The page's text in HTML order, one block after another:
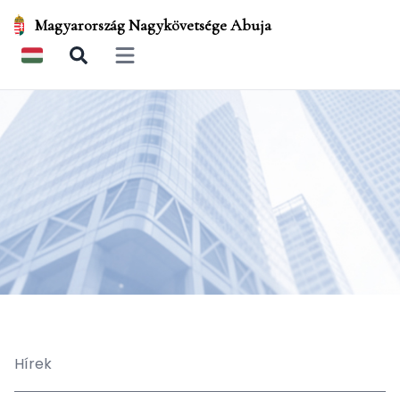
Magyarország Nagykövetsége Abuja
Open main menu
Hírek